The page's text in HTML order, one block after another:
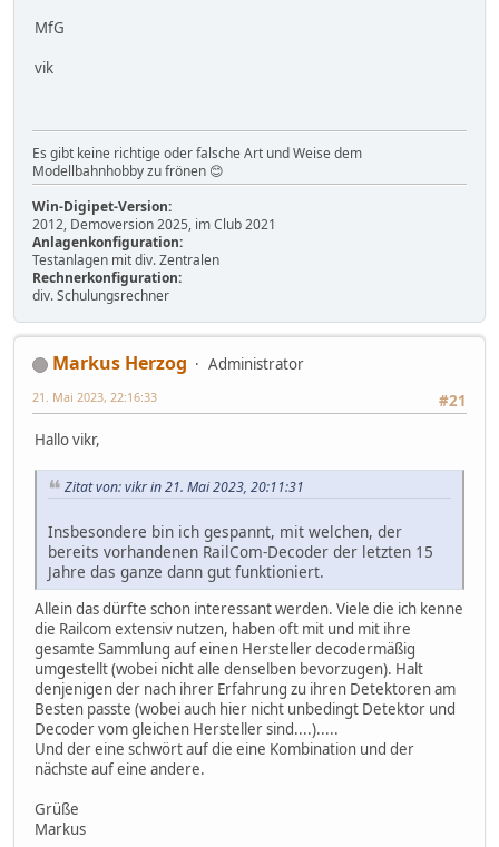
MfG
vik
Es gibt keine richtige oder falsche Art und Weise dem
Modellbahnhobby zu frönen 😊
Win-Digipet-Version:
2012, Demoversion 2025, im Club 2021
Anlagenkonfiguration:
Testanlagen mit div. Zentralen
Rechnerkonfiguration:
div. Schulungsrechner
Markus Herzog
Administrator
#21
21. Mai 2023, 22:16:33
Hallo vikr,
Zitat von: vikr in 21. Mai 2023, 20:11:31
Insbesondere bin ich gespannt, mit welchen, der
bereits vorhandenen RailCom-Decoder der letzten 15
Jahre das ganze dann gut funktioniert.
Allein das dürfte schon interessant werden. Viele die ich kenne
die Railcom extensiv nutzen, haben oft mit und mit ihre
gesamte Sammlung auf einen Hersteller decodermäßig
umgestellt (wobei nicht alle denselben bevorzugen). Halt
denjenigen der nach ihrer Erfahrung zu ihren Detektoren am
Besten passte (wobei auch hier nicht unbedingt Detektor und
Decoder vom gleichen Hersteller sind....).....
Und der eine schwört auf die eine Kombination und der
nächste auf eine andere.
Grüße
Markus